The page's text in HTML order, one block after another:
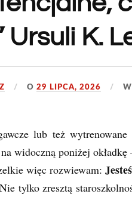
Ursuli K.
O29 LIPCA, 2026 W
lub też
widoczną poniżej
więc rozwiewam:
tylko zresztą